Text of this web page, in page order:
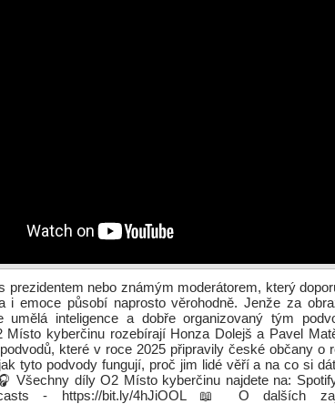
prezidentem nebo známým moderátorem, který
i emoce působí naprosto věrohodně. Jenže za
umělá inteligence a dobře organizovaný tým
Místo kyberčinu rozebírají Honza Dolejš a Pavel
které v roce 2025 připravily české občany o
tyto podvody fungují, proč jim lidé věří a na co si
Všechny díly O2 Místo kyberčinu najdete na:
- https://bit.ly/4hJiOOL 📖 O dalších